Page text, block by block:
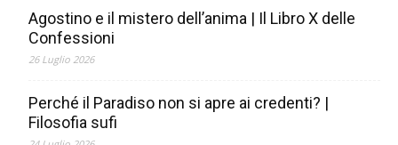
Agostino e il mistero dell’anima | Il Libro X delle
Confessioni
26 Luglio 2026
Perché il Paradiso non si apre ai credenti? |
Filosofia sufi